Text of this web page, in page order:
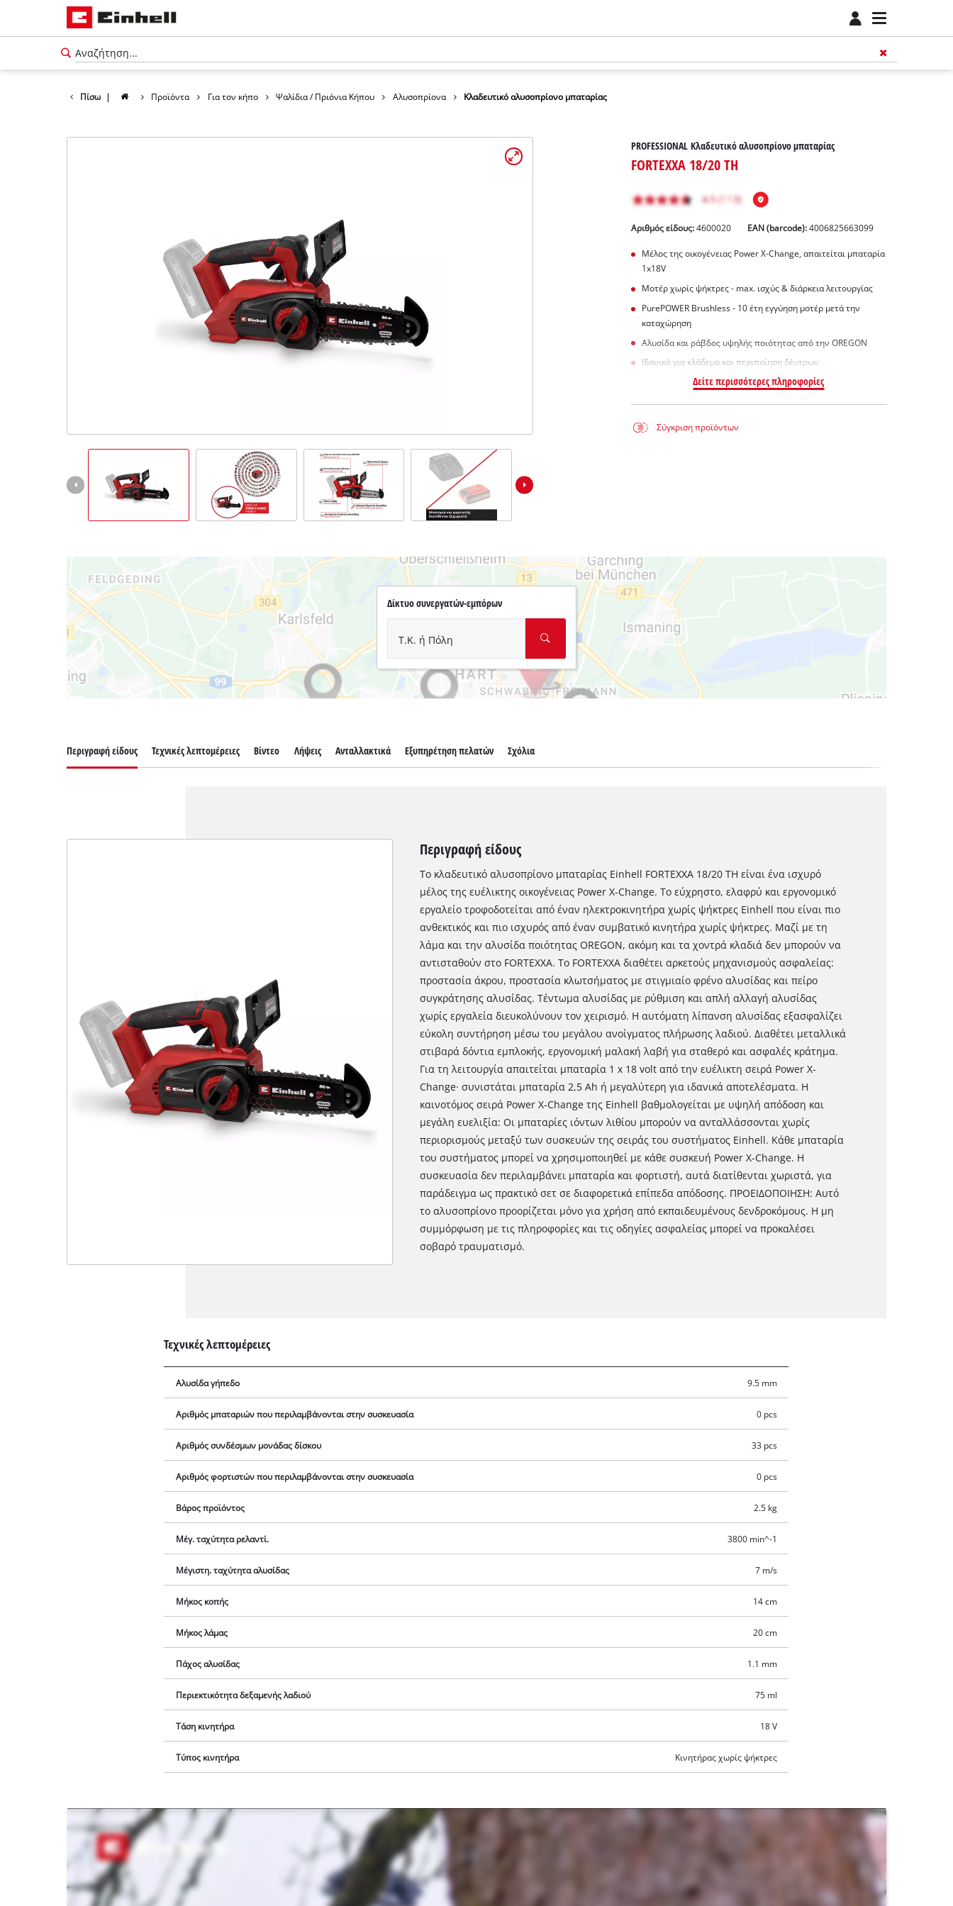
Πίσω | Προϊόντα Για τον κήπο Ψαλίδια / Πριόνια Κήπου Αλυσοπρίονα Κλαδευτικό αλυσοπρίονο μπαταρίας
PROFESSIONAL Κλαδευτικό αλυσοπρίονο μπαταρίας
FORTEXXA 18/20 TH
Αριθμός είδους: 4600020 EAN (barcode):4006825663099
Μέλος της οικογένειας Power X-Change, απαιτείται μπαταρία
1x18V
Μοτέρ χωρίς ψήκτρες - max. ισχύς & διάρκεια λειτουργίας
PurePOWER Brushless - 10 έτη εγγύηση μοτέρ μετά την
καταχώρηση
Αλυσίδα και ράβδος υψηλής ποιότητας από την OREGON
Ιδανικό για κλάδεμα και περιποίηση δέντρων
Δείτε περισσότερες πληροφορίες
Σύγκριση προϊόντων
Δίκτυο συνεργατών-εμπόρων
Τ.Κ. ή Πόλη
to trackers that are not disclosed to the
the site with their CMP to add this content
Περιγραφή είδους Τεχνικές λεπτομέρειες Βίντεο Λήψεις Ανταλλακτικά Εξυπηρέτηση πελατών Σχόλια
Περιγραφή είδους
Το κλαδευτικό αλυσοπρίονο μπαταρίας Einhell FORTEXXA 18/20 TH είναι ένα ισχυρό
μέλος της ευέλικτης οικογένειας Power X-Change. Το εύχρηστο, ελαφρύ και εργονομικό
εργαλείο τροφοδοτείται από έναν ηλεκτροκινητήρα χωρίς ψήκτρες Einhell που είναι πιο
ανθεκτικός και πιο ισχυρός από έναν συμβατικό κινητήρα χωρίς ψήκτρες. Μαζί με τη
λάμα και την αλυσίδα ποιότητας OREGON, ακόμη και τα χοντρά κλαδιά δεν μπορούν να
αντισταθούν στο FORTEXXA. Το FORTEXXA διαθέτει αρκετούς μηχανισμούς ασφαλείας:
προστασία άκρου, προστασία κλωτσήματος με στιγμιαίο φρένο αλυσίδας και πείρο
συγκράτησης αλυσίδας. Τέντωμα αλυσίδας με ρύθμιση και απλή αλλαγή αλυσίδας
χωρίς εργαλεία διευκολύνουν τον χειρισμό. Η αυτόματη λίπανση αλυσίδας εξασφαλίζει
εύκολη συντήρηση μέσω του μεγάλου ανοίγματος πλήρωσης λαδιού. Διαθέτει μεταλλικά
στιβαρά δόντια εμπλοκής, εργονομική μαλακή λαβή για σταθερό και ασφαλές κράτημα.
Για τη λειτουργία απαιτείται μπαταρία 1 x 18 volt από την ευέλικτη σειρά Power X-
Change· συνιστάται μπαταρία 2,5 Ah ή μεγαλύτερη για ιδανικά αποτελέσματα. Η
καινοτόμος σειρά Power X-Change της Einhell βαθμολογείται με υψηλή απόδοση και
μεγάλη ευελιξία: Οι μπαταρίες ιόντων λιθίου μπορούν να ανταλλάσσονται χωρίς
περιορισμούς μεταξύ των συσκευών της σειράς του συστήματος Einhell. Κάθε μπαταρία
του συστήματος μπορεί να χρησιμοποιηθεί με κάθε συσκευή Power X-Change. Η
συσκευασία δεν περιλαμβάνει μπαταρία και φορτιστή, αυτά διατίθενται χωριστά, για
παράδειγμα ως πρακτικό σετ σε διαφορετικά επίπεδα απόδοσης. ΠΡΟΕΙΔΟΠΟΙΗΣΗ: Αυτό
το αλυσοπρίονο προορίζεται μόνο για χρήση από εκπαιδευμένους δενδροκόμους. Η μη
συμμόρφωση με τις πληροφορίες και τις οδηγίες ασφαλείας μπορεί να προκαλέσει
σοβαρό τραυματισμό.
Τεχνικές λεπτομέρειες
Αλυσίδα γήπεδο 9.5 mm
Αριθμός μπαταριών που περιλαμβάνονται στην συσκευασία 0 pcs
Αριθμός συνδέσμων μονάδας δίσκου 33 pcs
Αριθμός φορτιστών που περιλαμβάνονται στην συσκευασία 0 pcs
Βάρος προϊόντος 2.5 kg
Μέγ. ταχύτητα ρελαντί. 3800 min^-1
Μέγιστη. ταχύτητα αλυσίδας 7 m/s
Μήκος κοπής 14 cm
Μήκος λάμας 20 cm
Πάχος αλυσίδας 1.1 mm
Περιεκτικότητα δεξαμενής λαδιού 75 ml
Τάση κινητήρα 18 V
Τύπος κινητήρα Κινητήρας χωρίς ψήκτρες
Χρειαζόμαστε
τη
συγκατάθεσή
σας για να